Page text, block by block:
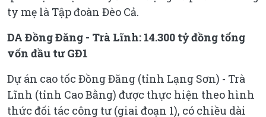
ty mẹ là Tập đoàn Đèo Cả.
DA Đồng Đăng - Trà Lĩnh: 14.300 tỷ đồng tổng
vốn đầu tư GĐ1
Dự án cao tốc Đồng Đăng (tỉnh Lạng Sơn) - Trà
Lĩnh (tỉnh Cao Bằng) được thực hiện theo hình
thức đối tác công tư (giai đoạn 1), có chiều dài